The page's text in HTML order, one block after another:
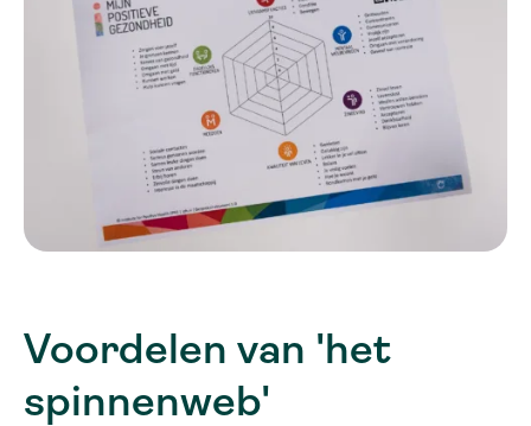
Voordelen van 'het
spinnenweb'